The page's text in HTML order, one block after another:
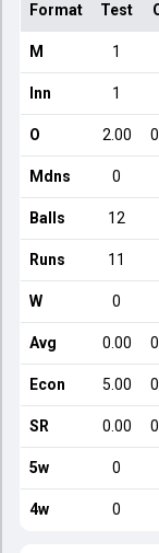
Format Test
M 1
Inn 1
O 2.00
Mdns 0
Balls 12
Runs 11
W 0
Avg 0.00
Econ 5.00
SR 0.00
5w 0
4w 0